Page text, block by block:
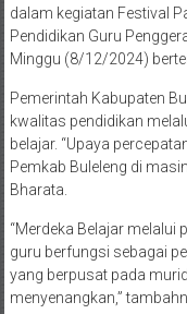
dalam kegiatan Festival
Pendidikan Guru
Minggu (8/12/2024)
Pemerintah Kabupaten
kwalitas pendidikan
belajar. “Upaya
Pemkab Buleleng di
Bharata.
“Merdeka Belajar melalui
guru berfungsi sebagai
yang berpusat pada
menyenangkan,”